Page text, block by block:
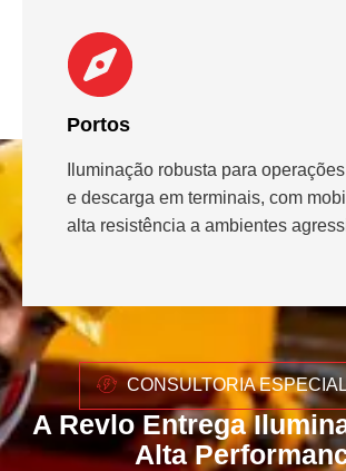
Portos
Iluminação robusta para
e descarga em terminais, com
alta resistência a ambientes
CONSULTORIA
A Revlo Entrega
Alta